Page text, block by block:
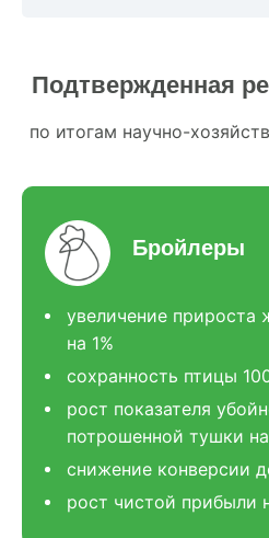
Подтвержденная
по итогам научно-
Бройлеры
увеличение
на 1%
сохранность птицы
рост показателя
потрошенной тушки
снижение конверсии
рост чистой прибыли